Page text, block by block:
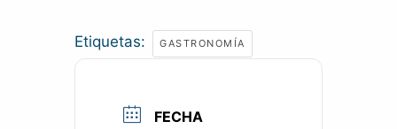
Etiquetas: GASTRONOMÍA
FECHA